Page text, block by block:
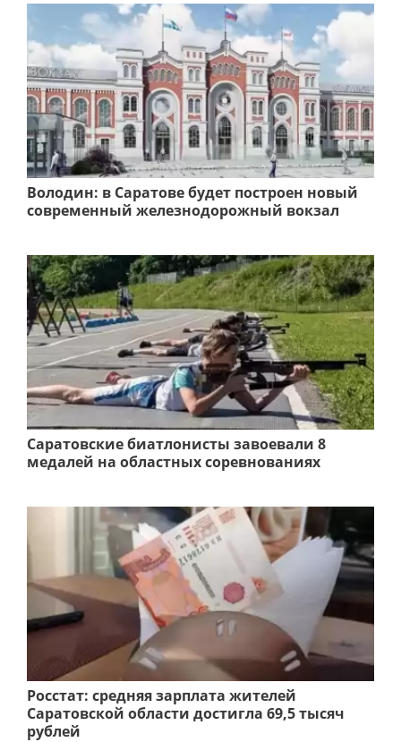
Володин: в Саратове будет построен новый
современный железнодорожный вокзал
Саратовские биатлонисты завоевали 8
медалей на областных соревнованиях
Росстат: средняя зарплата жителей
Саратовской области достигла 69,5 тысяч
рублей